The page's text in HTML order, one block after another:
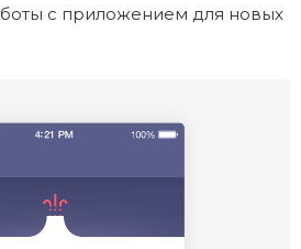
с приложением для новых